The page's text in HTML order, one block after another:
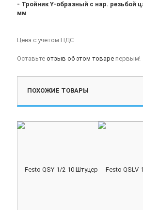
- Тройник Y-образный с нар. резьбой
мм
Цена с учетом НДС
Оставьте отзыв об этом товаре первым!
ПОХОЖИЕ ТОВАРЫ